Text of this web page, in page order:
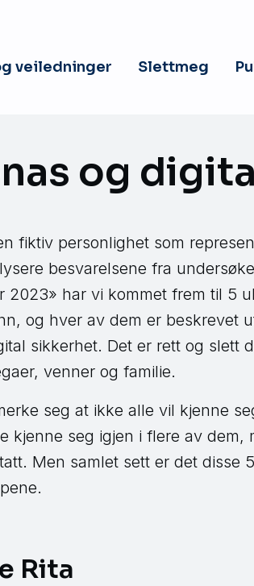
veiledninger Slettmeg
og
fiktiv personlighet som
besvarelsene fra
2023» har vi kommet frem til 5
og hver av dem er beskrevet
sikkerhet. Det er rett og slett
venner og familie.
seg at ikke alle vil kjenne
kjenne seg igjen i flere av dem,
Men samlet sett er det disse
Rita